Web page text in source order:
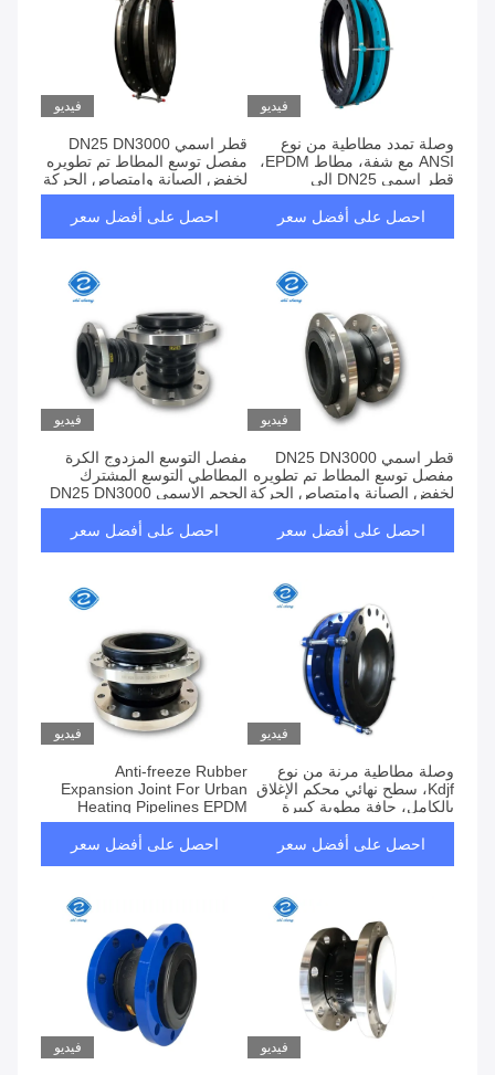
فيديو
وصلة تمدد مطاطية من نوع
ANSI مع شفة، مطاط EPDM،
قطر اسمي DN25 إلى
DN3000، موصل مرن لأنظمة
الأنابيب الصناعية
احصل على أفضل سعر
فيديو
قطر اسمي DN25 DN3000
مفصل توسع المطاط تم تطويره
لخفض الصيانة وامتصاص الحركة
في شبكات الأنابيب
احصل على أفضل سعر
فيديو
قطر اسمي DN25 DN3000
مفصل توسع المطاط تم تطويره
لخفض الصيانة وامتصاص الحركة
في شبكات الأنابيب
احصل على أفضل سعر
فيديو
مفصل التوسع المزدوج الكرة
المطاطي التوسع المشترك
الحجم الاسمي DN25 DN3000
احصل على أفضل سعر
فيديو
وصلة مطاطية مرنة من نوع
Kdjf، سطح نهائي محكم الإغلاق
بالكامل، حافة مطوية كبيرة
لنظام إزالة الكبريت
احصل على أفضل سعر
فيديو
Anti-freeze Rubber
Expansion Joint For Urban
Heating Pipelines EPDM
Rubber Reinforced
Expansion Joint With 304
Stainless Steel Wire Anti-
احصل على أفضل سعر
فيديو فيديو